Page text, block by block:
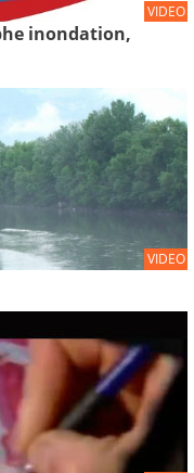
VIDEO
inondation,
VIDEO